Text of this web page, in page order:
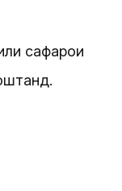
сафарҳои